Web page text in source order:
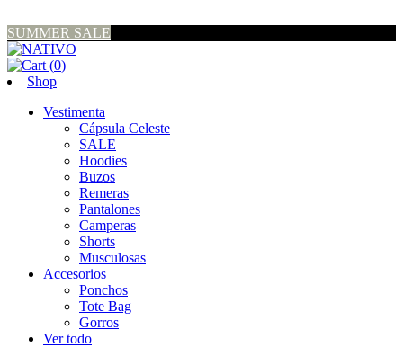
SUMMER SALE
(0)
Shop
Vestimenta
Cápsula Celeste
SALE
Hoodies
Buzos
Remeras
Pantalones
Camperas
Shorts
Musculosas
Accesorios
Ponchos
Tote Bag
Gorros
Ver todo